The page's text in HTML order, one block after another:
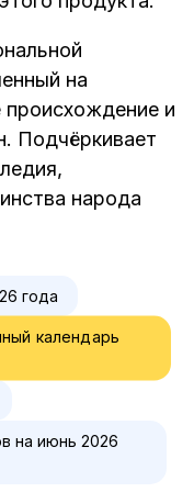
на
происхождение и
Подчёркивает
народа
года
календарь
на июнь 2026